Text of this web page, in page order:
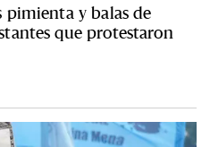
pimienta y balas de
que protestaron